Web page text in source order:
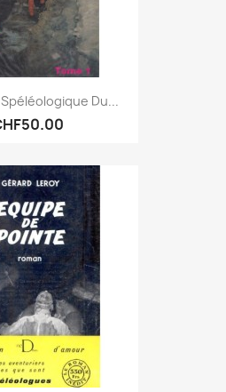
Du...